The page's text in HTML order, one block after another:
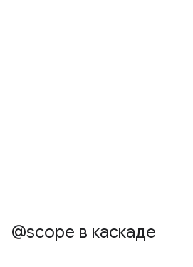
@scope в каскаде